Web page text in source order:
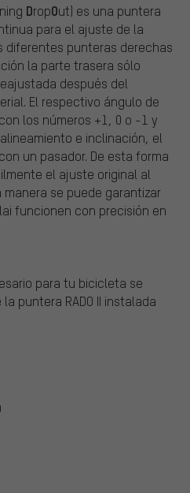
DropOut) es una puntera
para el ajuste de la
diferentes punteras derechas
la parte trasera sólo
después del
El respectivo ángulo de
los números +1, 0 o -1 y
e inclinación, el
un pasador. De esta forma
el ajuste original al
se puede garantizar
funcionen con precisión en
para tu bicicleta se
puntera RADO II instalada